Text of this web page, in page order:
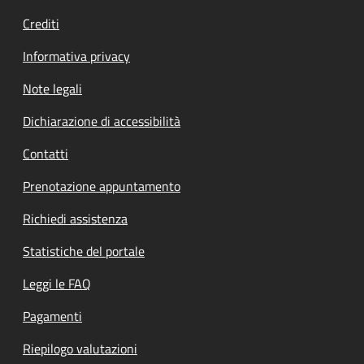
Crediti
Informativa privacy
Note legali
Dichiarazione di accessibilità
Contatti
Prenotazione appuntamento
Richiedi assistenza
Statistiche del portale
Leggi le FAQ
Pagamenti
Riepilogo valutazioni